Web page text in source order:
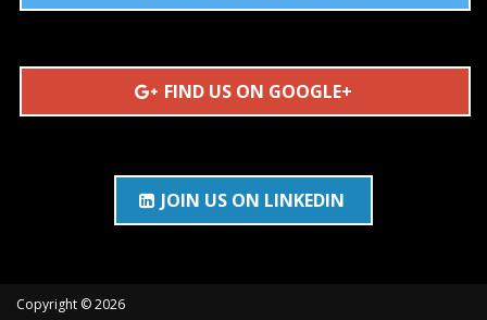
FIND US ON GOOGLE+
JOIN US ON LINKEDIN
Copyright © 2026